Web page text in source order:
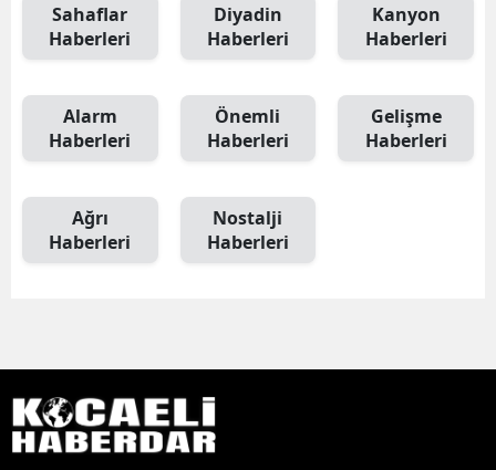
Sahaflar
Haberleri
Diyadin
Haberleri
Kanyon
Haberleri
Alarm
Haberleri
Önemli
Haberleri
Gelişme
Haberleri
Ağrı
Haberleri
Nostalji
Haberleri